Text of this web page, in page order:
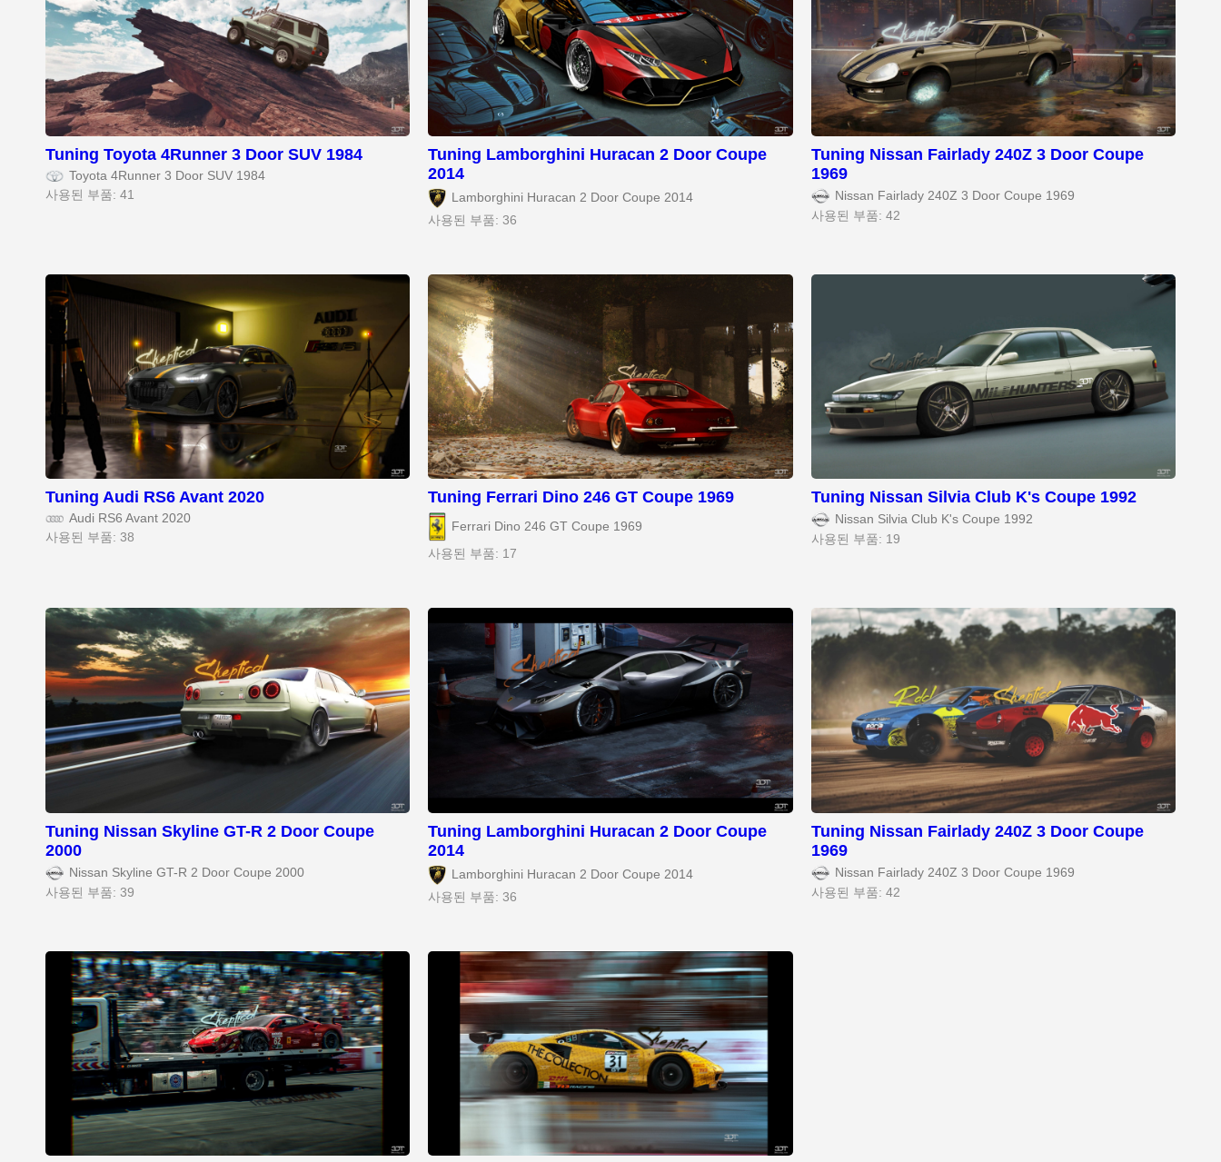
Tuning Toyota 4Runner 3 Door SUV 1984
Toyota 4Runner 3 Door SUV 1984
사용된 부품: 41
Tuning Lamborghini Huracan 2 Door Coupe
2014
Lamborghini Huracan 2 Door Coupe 2014
사용된 부품: 36
Tuning Nissan Fairlady 240Z 3 Door Coupe
1969
Nissan Fairlady 240Z 3 Door Coupe 1969
사용된 부품: 42
Tuning Audi RS6 Avant 2020
Audi RS6 Avant 2020
사용된 부품: 38
Tuning Ferrari Dino 246 GT Coupe 1969
Ferrari Dino 246 GT Coupe 1969
사용된 부품: 17
Tuning Nissan Silvia Club K's Coupe 1992
Nissan Silvia Club K's Coupe 1992
사용된 부품: 19
Tuning Nissan Skyline GT-R 2 Door Coupe
2000
Nissan Skyline GT-R 2 Door Coupe 2000
사용된 부품: 39
Tuning Lamborghini Huracan 2 Door Coupe
2014
Lamborghini Huracan 2 Door Coupe 2014
사용된 부품: 36
Tuning Nissan Fairlady 240Z 3 Door Coupe
1969
Nissan Fairlady 240Z 3 Door Coupe 1969
사용된 부품: 42